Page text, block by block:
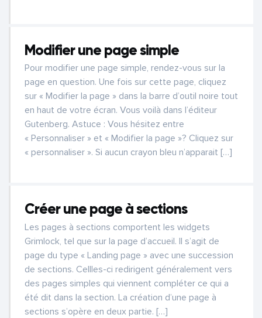
Modifier une page simple
Pour modifier une page simple, rendez-vous sur la
page en question. Une fois sur cette page, cliquez
sur « Modifier la page » dans la barre d’outil noire tout
en haut de votre écran. Vous voilà dans l’éditeur
Gutenberg. Astuce : Vous hésitez entre
« Personnaliser » et « Modifier la page »? Cliquez sur
« personnaliser ». Si aucun crayon bleu n’apparait […]
Créer une page à sections
Les pages à sections comportent les widgets
Grimlock, tel que sur la page d’accueil. Il s’agit de
page du type « Landing page » avec une succession
de sections. Cellles-ci redirigent généralement vers
des pages simples qui viennent compléter ce qui a
été dit dans la section. La création d’une page à
sections s’opère en deux partie. […]